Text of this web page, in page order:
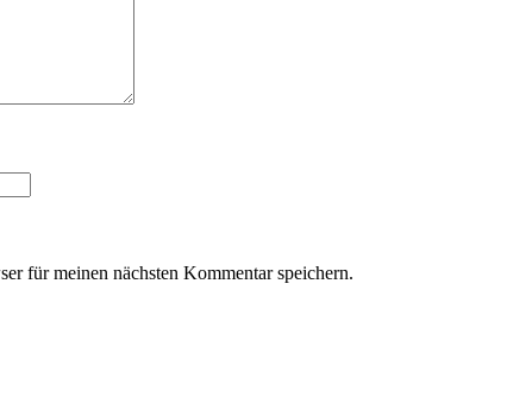
für meinen nächsten Kommentar speichern.